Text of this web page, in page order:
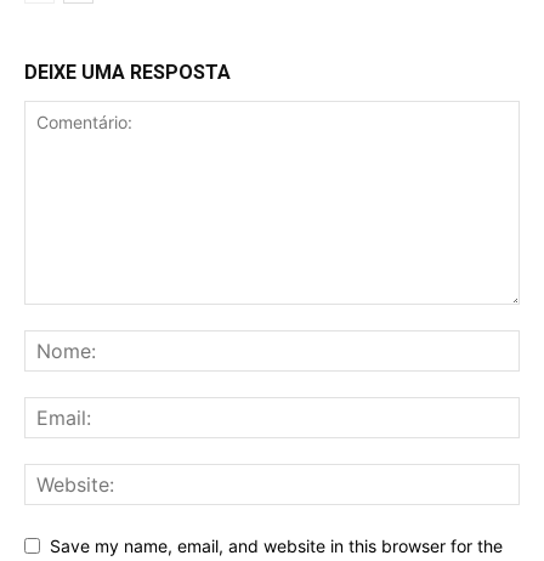
DEIXE UMA RESPOSTA
Save my name, email, and website in this browser for the